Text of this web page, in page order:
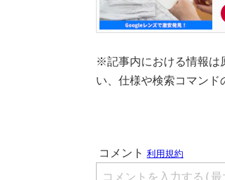
※記事内における情報は
い、仕様や検索コマンド